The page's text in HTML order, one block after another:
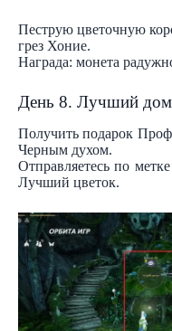
Пеструю цветочную
грез Хоние.
Награда: монета
День 8. Лучший дом
Получить подарок
Черным духом.
Отправляетесь по
Лучший цветок.